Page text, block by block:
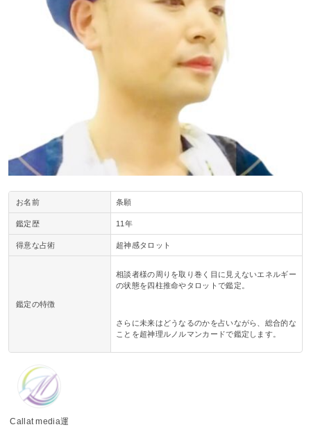
お名前 条願
鑑定歴 11年
得意な占術 超神感タロット
鑑定の特徴
相談者様の周りを取り巻く目に見えないエネルギー
の状態を四柱推命やタロットで鑑定。
さらに未来はどうなるのかを占いながら、総合的な
ことを超神理ルノルマンカードで鑑定します。
Callat media運